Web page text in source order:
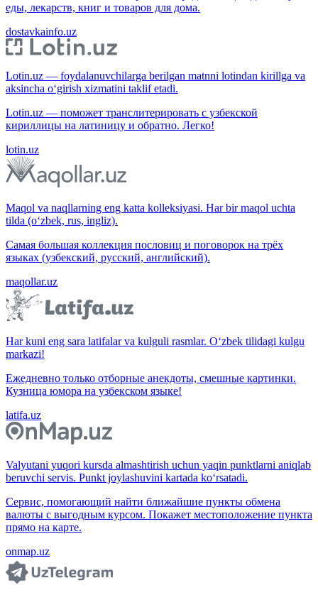
еды, лекарств, книг и товаров для дома.
dostavkainfo.uz
Lotin.uz — foydalanuvchilarga berilgan matnni lotindan kirillga va
aksincha o‘girish xizmatini taklif etadi.
Lotin.uz — поможет транслитерировать с узбекской
кириллицы на латиницу и обратно. Легко!
lotin.uz
Maqol va naqllarning eng katta kolleksiyasi. Har bir maqol uchta
tilda (o‘zbek, rus, ingliz).
Самая большая коллекция пословиц и поговорок на трёх
языках (узбекский, русский, английский).
maqollar.uz
Har kuni eng sara latifalar va kulguli rasmlar. O‘zbek tilidagi kulgu
markazi!
Ежедневно только отборные анекдоты, смешные картинки.
Кузница юмора на узбекском языке!
latifa.uz
Valyutani yuqori kursda almashtirish uchun yaqin punktlarni aniqlab
beruvchi servis. Punkt joylashuvini kartada ko‘rsatadi.
Сервис, помогающий найти ближайшие пункты обмена
валюты с выгодным курсом. Покажет местоположение пункта
прямо на карте.
onmap.uz